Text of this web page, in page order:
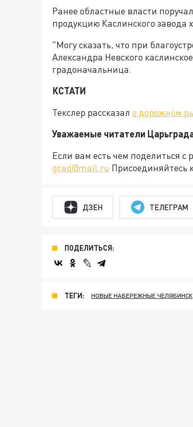
Ранее областные власти
продукцию Каслинского завода
"Могу сказать, что при
Александра Невского
градоначальница.
КСТАТИ
Текслер рассказал о дорожном
Уважаемые читатели
Если вам есть чем поделиться
grad@mail.ru Присоединяйтесь
ДЗЕН ТЕЛЕГРАМ
ПОДЕЛИТЬСЯ:
ТЕГИ: НОВЫЕ НАБЕРЕЖНЫЕ ЧЕЛЯБИНСК